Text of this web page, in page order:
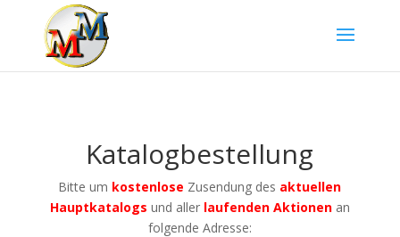
Katalogbestellung
Bitte um kostenlose Zusendung des aktuellen
Hauptkatalogs und aller laufenden Aktionenan
folgende Adresse: